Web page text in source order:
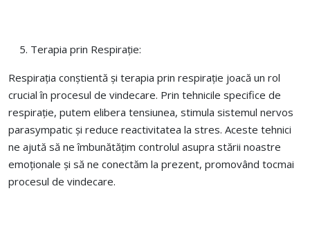
Terapia prin Respirație:
Respirația conștientă și terapia prin respirație joacă un rol
crucial în procesul de vindecare. Prin tehnicile specifice de
respirație, putem elibera tensiunea, stimula sistemul nervos
parasympatic și reduce reactivitatea la stres. Aceste tehnici
ne ajută să ne îmbunătățim controlul asupra stării noastre
emoționale și să ne conectăm la prezent, promovând tocmai
procesul de vindecare.